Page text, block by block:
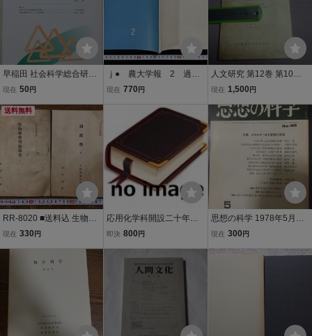
早稲田 社会科学総合研
究 第7巻 第1号
現在 50 円
ｊ● 農大学報 2 過去
二年間の回想 学園の近
月 東京農業大学内 農
大学報編集室/N-E08
現在 770 円
人文研究 第12巻 第10号
未開放部落の生活構造 大
年
現在 1,500 円
送料無料
RR-8020 ■送料込 生物学
学習指導書 財政学 法政大
冊子 古書 古文書 印刷物 2
冊まとめて /くKWら
現在 330 円
応用化学科開設二十年
誌 愛知工業大学応用化
即決 800 円
思想の科学 1978年5月号/
エネルギー自主管理の思
現在 300 円